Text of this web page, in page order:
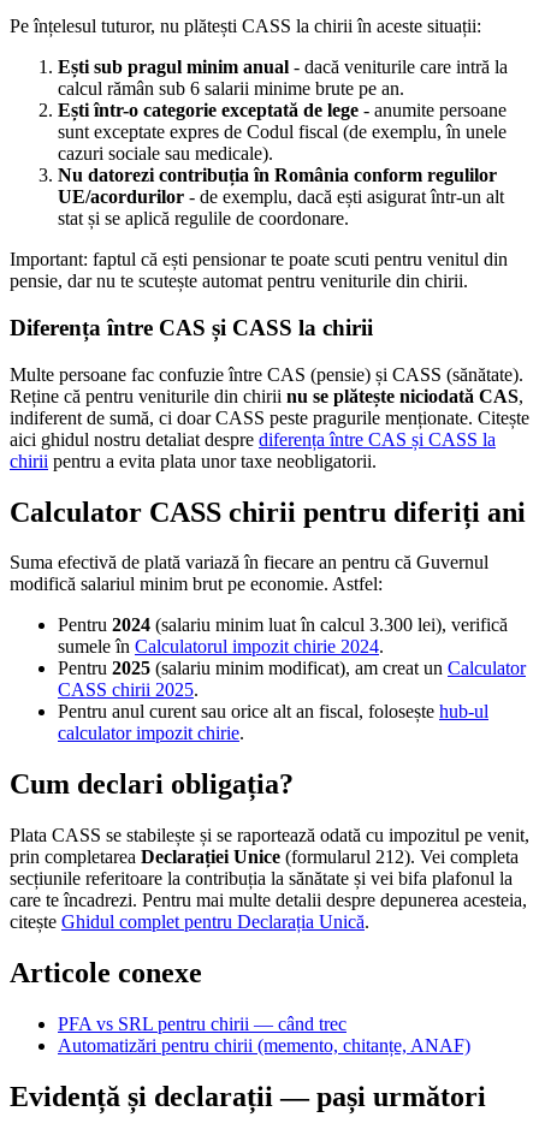
Pe înțelesul tuturor, nu plătești CASS la chirii în aceste situații:
Ești sub pragul minim anual - dacă veniturile care intră la
calcul rămân sub 6 salarii minime brute pe an.
Ești într-o categorie exceptată de lege - anumite persoane
sunt exceptate expres de Codul fiscal (de exemplu, în unele
cazuri sociale sau medicale).
Nu datorezi contribuția în România conform regulilor
UE/acordurilor - de exemplu, dacă ești asigurat într-un alt
stat și se aplică regulile de coordonare.
Important: faptul că ești pensionar te poate scuti pentru venitul din
pensie, dar nu te scutește automat pentru veniturile din chirii.
Diferența între CAS și CASS la chirii
Multe persoane fac confuzie între CAS (pensie) și CASS (sănătate).
Reține că pentru veniturile din chirii nu se plătește niciodată CAS,
indiferent de sumă, ci doar CASS peste pragurile menționate. Citește
aici ghidul nostru detaliat despre diferența între CAS și CASS la
chirii pentru a evita plata unor taxe neobligatorii.
Calculator CASS chirii pentru diferiți ani
Suma efectivă de plată variază în fiecare an pentru că Guvernul
modifică salariul minim brut pe economie. Astfel:
Pentru 2024 (salariu minim luat în calcul 3.300 lei), verifică
sumele în Calculatorul impozit chirie 2024.
Pentru 2025 (salariu minim modificat), am creat un Calculator
CASS chirii 2025.
Pentru anul curent sau orice alt an fiscal, folosește hub-ul
calculator impozit chirie.
Cum declari obligația?
Plata CASS se stabilește și se raportează odată cu impozitul pe venit,
prin completarea Declarației Unice (formularul 212). Vei completa
secțiunile referitoare la contribuția la sănătate și vei bifa plafonul la
care te încadrezi. Pentru mai multe detalii despre depunerea acesteia,
citește Ghidul complet pentru Declarația Unică.
Articole conexe
PFA vs SRL pentru chirii — când trec
Automatizări pentru chirii (memento, chitanțe, ANAF)
Evidență și declarații — pași următori